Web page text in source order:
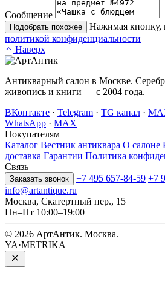
Сообщение
Подобрать похожее
Нажимая кнопку,
политикой конфиденциальности
Наверх
Антикварный салон в Москве.
живопись и книги — с 2004 года.
ВКонтакте · Telegram · TG канал ·
WhatsApp · MAX
Покупателям
Каталог Вестник антиквара О салоне
доставка Гарантии Политика
Связь
Заказать звонок +7 495 657-84-59 +7
info@artantique.ru
Москва, Скатертный пер., 15
Пн–Пт 10:00–19:00
© 2026 АртАнтик. Москва.
YA·METRIKA